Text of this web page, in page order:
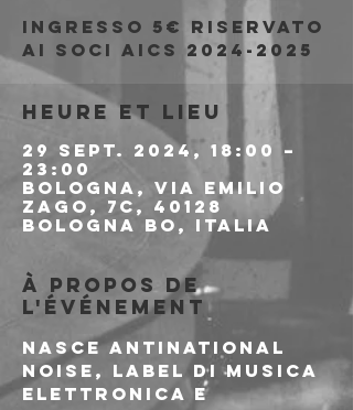
Ingresso 5€ riservato
ai soci AICS 2024-2025
Heure et lieu
29 sept. 2024, 18:00 –
23:00
Bologna, Via Emilio
Zago, 7c, 40128
Bologna BO, Italia
À propos de
l'événement
Nasce Antinational
Noise, label di musica
elettronica e